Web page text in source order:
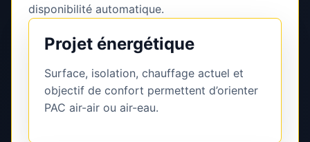
disponibilité automatique.
Projet énergétique
Surface, isolation, chauffage actuel et
objectif de confort permettent d’orienter
PAC air-air ou air-eau.